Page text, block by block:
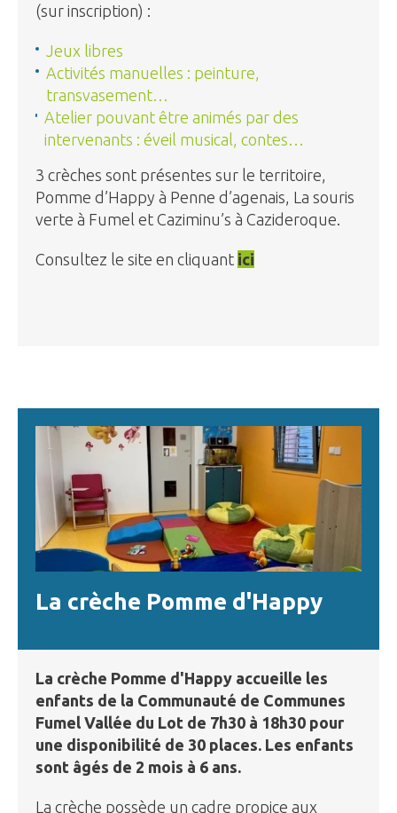
(sur inscription) :
Jeux libres
Activités manuelles : peinture,
transvasement…
Atelier pouvant être animés par des
intervenants : éveil musical, contes…
3 crèches sont présentes sur le territoire,
Pomme d’Happy à Penne d’agenais, La souris
verte à Fumel et Caziminu’s à Cazideroque.
Consultez le site en cliquant ici
La crèche Pomme d'Happy
La crèche Pomme d'Happy accueille les
enfants de la Communauté de Communes
Fumel Vallée du Lot de 7h30 à 18h30 pour
une disponibilité de 30 places. Les enfants
sont âgés de 2 mois à 6 ans.
La crèche possède un cadre propice aux